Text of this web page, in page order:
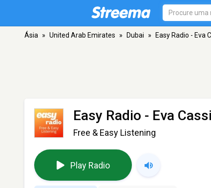
Ásia » United Arab Emirates » Dubai » Easy Radio - Eva
Easy Radio - Eva
Free & Easy Listening
Play Radio